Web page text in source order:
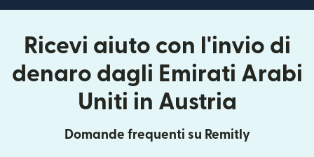
Ricevi aiuto con l'invio di
denaro dagli Emirati Arabi
Uniti in Austria
Domande frequenti su Remitly